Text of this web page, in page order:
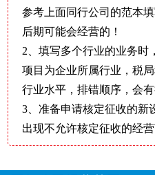
参考上面同行公司的范本
后期可能会经营的！
2、填写多个行业的业务时
项目为企业所属行业，税
行业水平，排错顺序，会有
3、准备申请核定征收的新
出现不允许核定征收的经营